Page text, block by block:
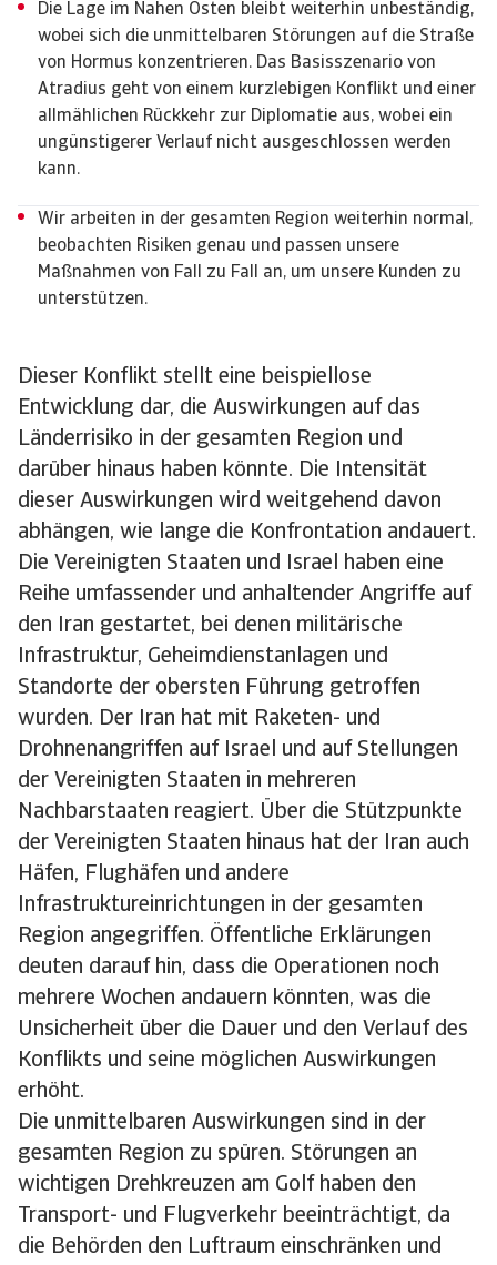
Dieser Konflikt stellt eine beispiellose
Entwicklung dar, die Auswirkungen auf das
Länderrisiko in der gesamten Region und
darüber hinaus haben könnte. Die Intensität
dieser Auswirkungen wird weitgehend davon
abhängen, wie lange die Konfrontation andauert.
Die Vereinigten Staaten und Israel haben eine
Reihe umfassender und anhaltender Angriffe auf
den Iran gestartet, bei denen militärische
Infrastruktur, Geheimdienstanlagen und
Standorte der obersten Führung getroffen
wurden. Der Iran hat mit Raketen- und
Drohnenangriffen auf Israel und auf Stellungen
der Vereinigten Staaten in mehreren
Nachbarstaaten reagiert. Über die Stützpunkte
der Vereinigten Staaten hinaus hat der Iran auch
Häfen, Flughäfen und andere
Infrastruktureinrichtungen in der gesamten
Region angegriffen. Öffentliche Erklärungen
deuten darauf hin, dass die Operationen noch
mehrere Wochen andauern könnten, was die
Unsicherheit über die Dauer und den Verlauf des
Konflikts und seine möglichen Auswirkungen
erhöht.
Die unmittelbaren Auswirkungen sind in der
gesamten Region zu spüren. Störungen an
wichtigen Drehkreuzen am Golf haben den
Transport- und Flugverkehr beeinträchtigt, da
die Behörden den Luftraum einschränken und
Die Lage im Nahen Osten bleibt weiterhin unbeständig,
wobei sich die unmittelbaren Störungen auf die Straße
von Hormus konzentrieren. Das Basisszenario von
Atradius geht von einem kurzlebigen Konflikt und einer
allmählichen Rückkehr zur Diplomatie aus, wobei ein
ungünstigerer Verlauf nicht ausgeschlossen werden
kann.
Wir arbeiten in der gesamten Region weiterhin normal,
beobachten Risiken genau und passen unsere
Maßnahmen von Fall zu Fall an, um unsere Kunden zu
unterstützen.